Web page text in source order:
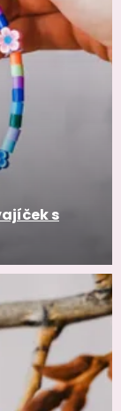
s